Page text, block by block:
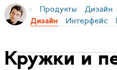
Бирман Продукты Дизайн
Дизайн
Интерфейс
Кружки и